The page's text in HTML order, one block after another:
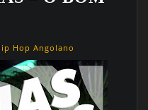
Hop Angolano